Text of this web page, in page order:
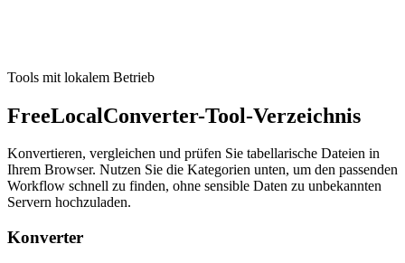
Tools mit lokalem Betrieb
FreeLocalConverter-Tool-Verzeichnis
Konvertieren, vergleichen und prüfen Sie tabellarische Dateien in
Ihrem Browser. Nutzen Sie die Kategorien unten, um den passenden
Workflow schnell zu finden, ohne sensible Daten zu unbekannten
Servern hochzuladen.
Konverter